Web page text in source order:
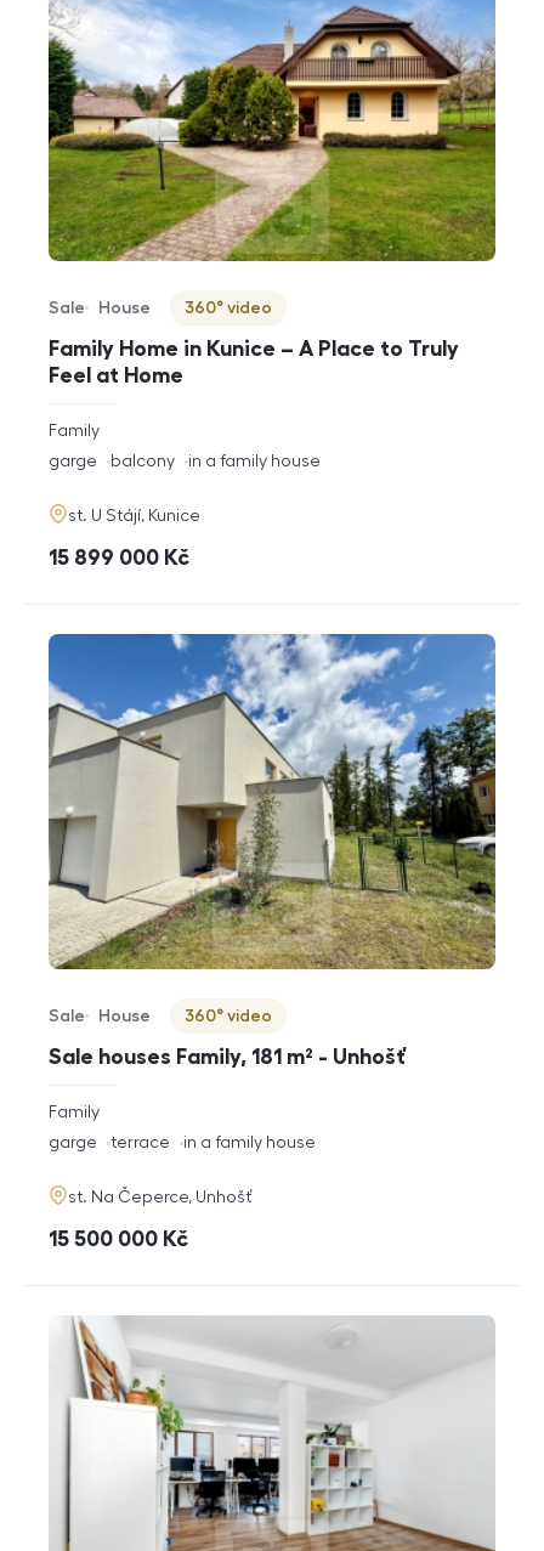
Family Home in Kunice – A Place to Truly
Feel at Home
Offer type
Sale
Property type
House
Virtuální prohlídka
360° video
rozměry
disposition
Family
funkce
garge balcony in a family house
adresa
st. U Stájí, Kunice
cena
15 899 000 Kč
Sale houses Family, 181 m² - Unhošť
Offer type
Sale
Property type
House
Virtuální prohlídka
360° video
rozměry
disposition
Family
funkce
garge terrace in a family house
adresa
st. Na Čeperce, Unhošť
cena
15 500 000 Kč